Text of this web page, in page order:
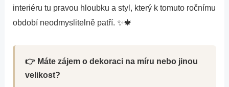
interiéru tu pravou hloubku a styl, který k tomuto ročnímu
období neodmyslitelně patří. ✨🍁
👉 Máte zájem o dekoraci na míru nebo jinou
velikost?